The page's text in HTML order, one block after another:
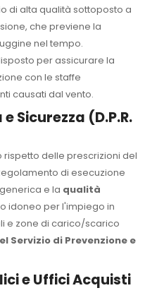
di alta qualità sottoposto a
che previene la
nel tempo.
per assicurare la
con le staffe
causati dal vento.
Sicurezza (D.P.R.
delle prescrizioni del
di esecuzione
e la qualità
idoneo per l'impiego in
e zone di carico/scarico
Servizio di Prevenzione e
e Uffici Acquisti